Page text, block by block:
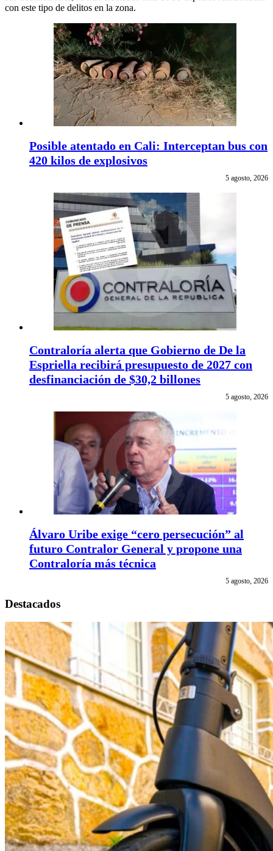
con este tipo de delitos en la zona.
Posible atentado en Cali: Interceptan bus con
420 kilos de explosivos
5 agosto, 2026
Contraloría alerta que Gobierno de De la
Espriella recibirá presupuesto de 2027 con
desfinanciación de $30,2 billones
5 agosto, 2026
Álvaro Uribe exige “cero persecución” al
futuro Contralor General y propone una
Contraloría más técnica
5 agosto, 2026
Destacados